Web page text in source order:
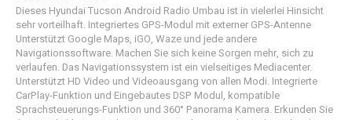
Dieses Hyundai Tucson Android Radio Umbau​ ist in vielerlei Hinsicht
sehr vorteilhaft. Integriertes GPS-Modul mit externer GPS-Antenne
Unterstützt Google Maps, iGO, Waze und jede andere
Navigationssoftware. Machen Sie sich keine Sorgen mehr, sich zu
verlaufen. Das Navigationssystem ist ein vielseitiges Mediacenter.
Unterstützt HD Video und Videoausgang von allen Modi. Integrierte
CarPlay-Funktion und Eingebautes DSP Modul, kompatible
Sprachsteuerungs-Funktion und 360° Panorama Kamera. Erkunden Sie